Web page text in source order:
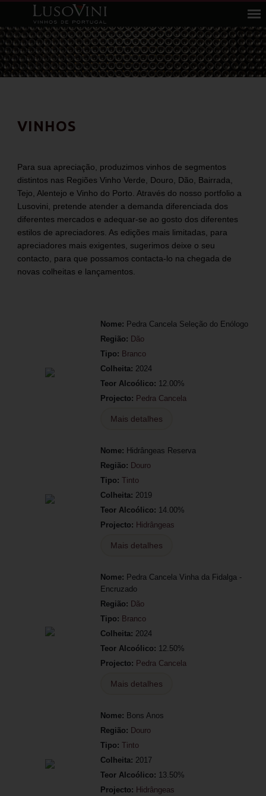
VINHOS
Para sua apreciação, produzimos vinhos de segmentos
distintos nas Regiões Vinho Verde, Douro, Dão, Bairrada,
Tejo, Alentejo e Vinho do Porto. Através do nosso portfolio a
Lusovini, pretende atender a demanda diferenciada dos
diferentes mercados e adequar-se ao gosto dos diferentes
estilos de apreciadores. As edições mais limitadas, para
apreciadores mais exigentes, sugerimos deixe o seu
contacto, para que possamos contacta-lo na chegada de
novas colheitas e lançamentos.
Nome: Pedra Cancela Seleção do Enólogo
Região: Dão
Tipo: Branco
Colheita: 2024
Teor Alcoólico: 12.00%
Projecto: Pedra Cancela
Mais detalhes
Nome: Hidrângeas Reserva
Região: Douro
Tipo: Tinto
Colheita: 2019
Teor Alcoólico: 14.00%
Projecto: Hidrângeas
Mais detalhes
Nome: Pedra Cancela Vinha da Fidalga -
Encruzado
Região: Dão
Tipo: Branco
Colheita: 2024
Teor Alcoólico: 12.50%
Projecto: Pedra Cancela
Mais detalhes
Nome: Bons Anos
Região: Douro
Tipo: Tinto
Colheita: 2017
Teor Alcoólico: 13.50%
Projecto: Hidrângeas